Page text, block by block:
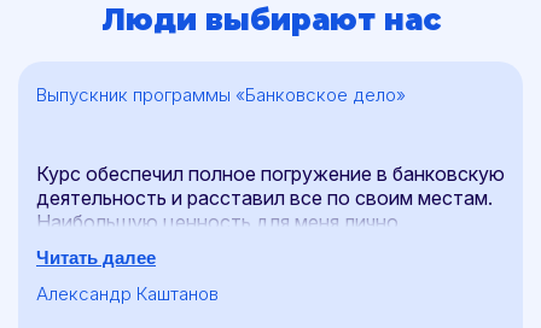
Люди выбирают нас
Выпускник программы «Банковское дело»
Курс обеспечил полное погружение в банковскую
деятельность и расставил все по своим местам.
Наибольшую ценность для меня лично
представили дисциплины, посвященные
инвестиционному анализу и управлению
ликвидностью банка. Сильнейший
Читать далее
Александр Каштанов